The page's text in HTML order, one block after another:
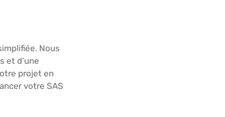
Nous
et d’une
projet en
votre SAS